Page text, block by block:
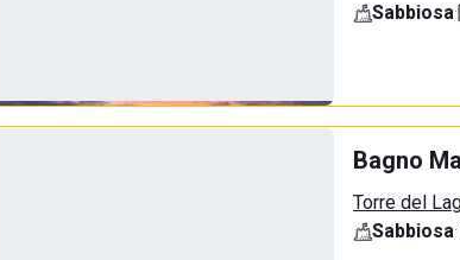
Sabbiosa·
Bagno
Torre del
Sabbiosa·